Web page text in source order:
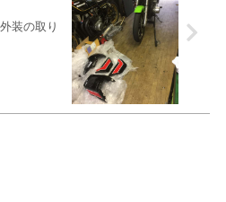
装の取り